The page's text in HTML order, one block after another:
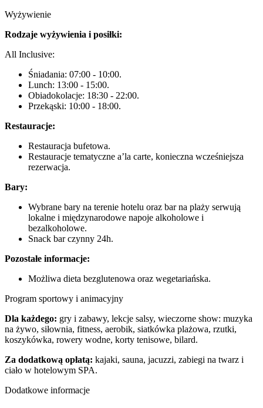
Wyżywienie
Rodzaje wyżywienia i posiłki:
All Inclusive:
Śniadania: 07:00 - 10:00.
Lunch: 13:00 - 15:00.
Obiadokolacje: 18:30 - 22:00.
Przekąski: 10:00 - 18:00.
Restauracje:
Restauracja bufetowa.
Restauracje tematyczne a’la carte, konieczna wcześniejsza
rezerwacja.
Bary:
Wybrane bary na terenie hotelu oraz bar na plaży serwują
lokalne i międzynarodowe napoje alkoholowe i
bezalkoholowe.
Snack bar czynny 24h.
Pozostałe informacje:
Możliwa dieta bezglutenowa oraz wegetariańska.
Program sportowy i animacyjny
Dla każdego: gry i zabawy, lekcje salsy, wieczorne show: muzyka
na żywo, siłownia, fitness, aerobik, siatkówka plażowa, rzutki,
koszykówka, rowery wodne, korty tenisowe, bilard.
Za dodatkową opłatą: kajaki, sauna, jacuzzi, zabiegi na twarz i
ciało w hotelowym SPA.
Dodatkowe informacje